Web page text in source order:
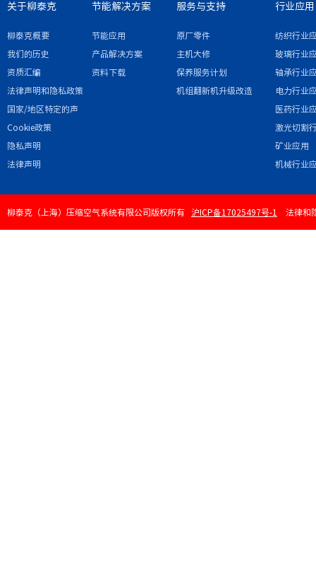
关于柳泰克
柳泰克概要
我们的历史
资质汇编
法律声明和隐私政策
国家/地区特定的声
明和/或附录
Cookie政策
隐私声明
法律声明
节能解决方案
节能应用
产品解决方案
资料下载
服务与支持
原厂零件
主机大修
保养服务计划
机组翻新机升级改造
行业应用
纺织行业
玻璃行业
轴承行业
电力行业
医药行业
激光切割
矿业应用
机械行业
柳泰克（上海）压缩空气系统有限公司版权所有 沪ICP备17025497号-1 法律和